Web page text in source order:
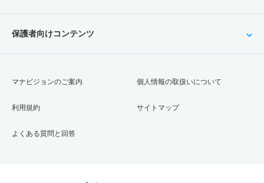
保護者向けコンテンツ
マナビジョンのご案内
利用規約
よくある質問と回答
個人情報の取扱いについて
サイトマップ